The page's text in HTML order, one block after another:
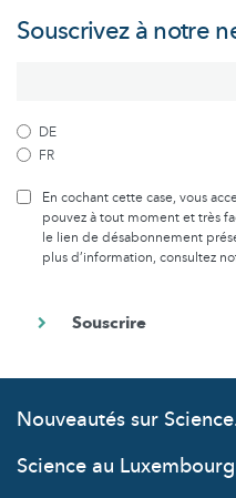
Souscrivez à notre
DE
FR
En cochant cette case, vous
pouvez à tout moment et très
le lien de désabonnement
plus d’information, consultez
Nouveautés sur
Science au Luxembourg